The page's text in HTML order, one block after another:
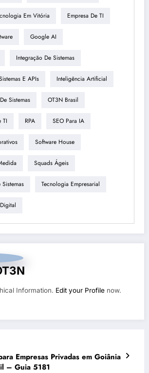
Em Vitória Empresa De TI
Google AI
Integração De Sistemas
E APIs Inteligência Artificial
Sistemas OT3N Brasil
TI RPA SEO Para IA
Software House
Squads Ágeis
Tecnologia Empresarial
Information. Edit your Profile now.
Empresas Privadas em Goiânia
– Guia 5181